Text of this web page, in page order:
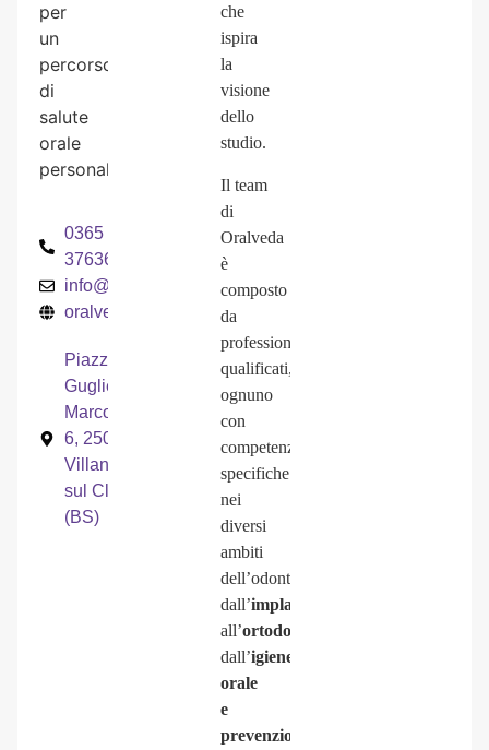
per
un
percorso
di
salute
orale
personalizzato.
0365
376365
info@oralveda.it
oralveda.it
Piazza
Guglielmo
Marconi,
6, 25089,
Villanuova
sul Clisi
(BS)
che
ispira
la
visione
dello
studio.
Il team
di
Oralveda
è
composto
da
professionisti
qualificati,
ognuno
con
competenze
specifiche
nei
diversi
ambiti
dell’odontoiatria:
dall’implantologia
all’ortodonzia
dall’igiene
orale
e
prevenzione